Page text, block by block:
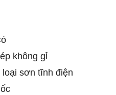
không gỉ
loại sơn tĩnh điện